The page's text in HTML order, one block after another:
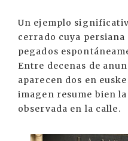
Un ejemplo
cerrado cuya
pegados
Entre decenas de
aparecen dos en
imagen resume bien
observada en la calle.